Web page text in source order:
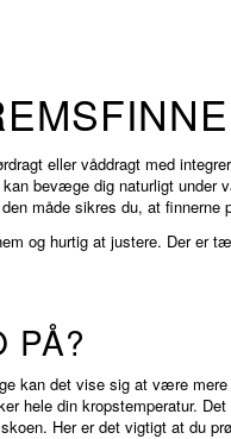
eller våddragt med
bevæge dig naturligt
måde sikres du, at
og hurtig at justere. Der
PÅ?
kan det vise sig at være
hele din kropstemperatur.
Her er det vigtigt at du